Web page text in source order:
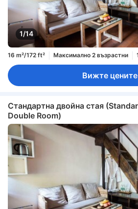
1/14
16 m²/172 ft² Максимално 2 възрастни
Вижте цените
Стандартна двойна стая
Double Room)